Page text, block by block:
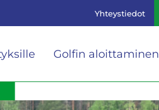
Yhteystiedot
Golfin aloittaminen